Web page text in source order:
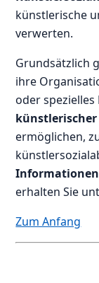
künstlerische
verwerten.
Grundsätzlich
ihre
oder
ermöglichen,
erhalten Sie
Zum Anfang